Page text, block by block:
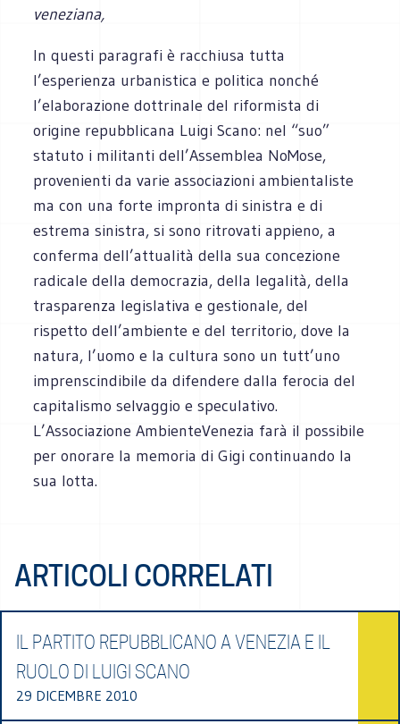
veneziana,
In questi paragrafi è racchiusa tutta
l’esperienza urbanistica e politica nonché
l’elaborazione dottrinale del riformista di
origine repubblicana Luigi Scano: nel “suo”
statuto i militanti dell’Assemblea NoMose,
provenienti da varie associazioni ambientaliste
ma con una forte impronta di sinistra e di
estrema sinistra, si sono ritrovati appieno, a
conferma dell’attualità della sua concezione
radicale della democrazia, della legalità, della
trasparenza legislativa e gestionale, del
rispetto dell’ambiente e del territorio, dove la
natura, l’uomo e la cultura sono un tutt’uno
imprenscindibile da difendere dalla ferocia del
capitalismo selvaggio e speculativo.
L’Associazione AmbienteVenezia farà il possibile
per onorare la memoria di Gigi continuando la
sua lotta.
ARTICOLI CORRELATI
IL PARTITO REPUBBLICANO A VENEZIA E IL
RUOLO DI LUIGI SCANO
29 DICEMBRE 2010